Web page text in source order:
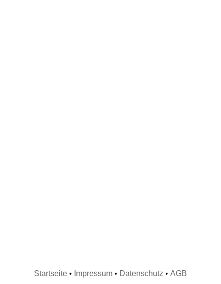
Startseite • Impressum • Datenschutz • AGB